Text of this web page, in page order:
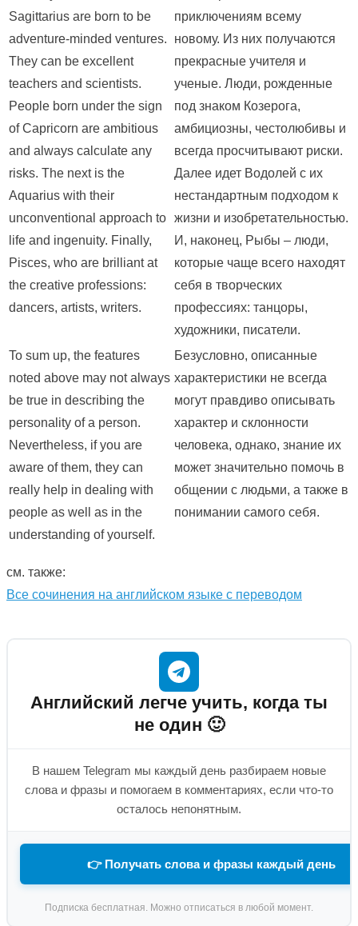
Sagittarius are born to be
adventure-minded ventures.
They can be excellent
teachers and scientists.
People born under the sign
of Capricorn are ambitious
and always calculate any
risks. The next is the
Aquarius with their
unconventional approach to
life and ingenuity. Finally,
Pisces, who are brilliant at
the creative professions:
dancers, artists, writers.
приключениям всему
новому. Из них получаются
прекрасные учителя и
ученые. Люди, рожденные
под знаком Козерога,
амбициозны, честолюбивы и
всегда просчитывают риски.
Далее идет Водолей с их
нестандартным подходом к
жизни и изобретательностью.
И, наконец, Рыбы – люди,
которые чаще всего находят
себя в творческих
профессиях: танцоры,
художники, писатели.
To sum up, the features
noted above may not always
be true in describing the
personality of a person.
Nevertheless, if you are
aware of them, they can
really help in dealing with
people as well as in the
understanding of yourself.
Безусловно, описанные
характеристики не всегда
могут правдиво описывать
характер и склонности
человека, однако, знание их
может значительно помочь в
общении с людьми, а также в
понимании самого себя.
см. также:
Все сочинения на английском языке с переводом
Английский легче учить, когда ты
не один 🙂
В нашем Telegram мы каждый день разбираем новые
слова и фразы и помогаем в комментариях, если что-то
осталось непонятным.
👉 Получать слова и фразы каждый день
Подписка бесплатная. Можно отписаться в любой момент.